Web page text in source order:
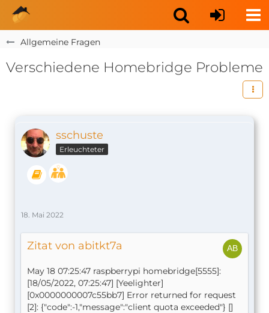
Allgemeine Fragen
Verschiedene Homebridge Probleme
sschuste
Erleuchteter
18. Mai 2022
Zitat von abitkt7a
May 18 07:25:47 raspberrypi homebridge[5555]:
[18/05/2022, 07:25:47] [Yeelighter]
[0x0000000007c55bb7] Error returned for request
[2]: {"code":-1,"message":"client quota exceeded"} []